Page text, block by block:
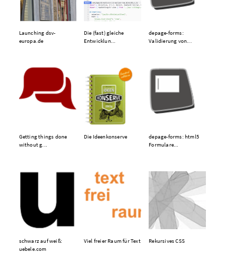
Launching dsv-
europa.de
Die (fast) gleiche
Entwicklun...
depage-forms:
Validierung von...
Getting things done
without g...
Die Ideenkonserve
depage-forms: html5
Formulare...
schwarz auf weiß:
uebele.com
Viel freier Raum für Text Rekursives CSS